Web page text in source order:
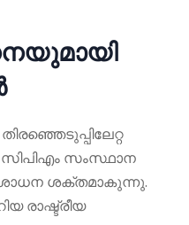
സിപിഎം സംസ്ഥാന
ശക്തമാകുന്നു.
രാഷ്ട്രീയ